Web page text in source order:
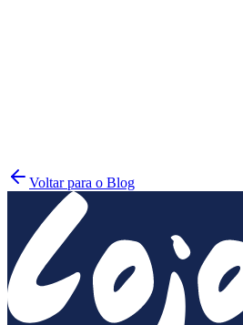
Voltar para o Blog